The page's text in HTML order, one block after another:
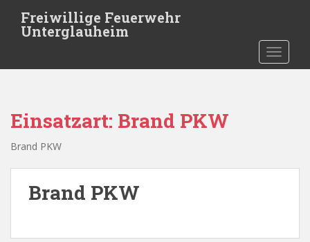
Freiwillige Feuerwehr
Unterglauheim
Einsatzart: Brand PKW
Brand PKW
Brand PKW